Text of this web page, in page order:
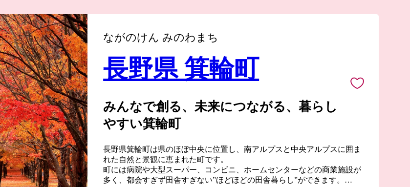
ながのけん みのわまち
長野県 箕輪町
みんなで創る、未来につながる、暮らし
やすい箕輪町
長野県箕輪町は県のほぼ中央に位置し、南アルプスと中央アルプスに囲ま
れた自然と景観に恵まれた町です。
町には病院や大型スーパー、コンビニ、ホームセンターなどの商業施設が
多く、都会すぎず田舎すぎない”ほどほどの田舎暮らし”ができます。